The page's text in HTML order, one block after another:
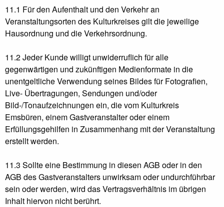
11.1 Für den Aufenthalt und den Verkehr an
Veranstaltungsorten des Kulturkreises gilt die jeweilige
Hausordnung und die Verkehrsordnung.
11.2 Jeder Kunde willigt unwiderruflich für alle
gegenwärtigen und zukünftigen Medienformate in die
unentgeltliche Verwendung seines Bildes für Fotografien,
Live- Übertragungen, Sendungen und/oder
Bild-/Tonaufzeichnungen ein, die vom Kulturkreis
Emsbüren, einem Gastveranstalter oder einem
Erfüllungsgehilfen in Zusammenhang mit der Veranstaltung
erstellt werden.
11.3 Sollte eine Bestimmung in diesen AGB oder in den
AGB des Gastveranstalters unwirksam oder undurchführbar
sein oder werden, wird das Vertragsverhältnis im übrigen
Inhalt hiervon nicht berührt.